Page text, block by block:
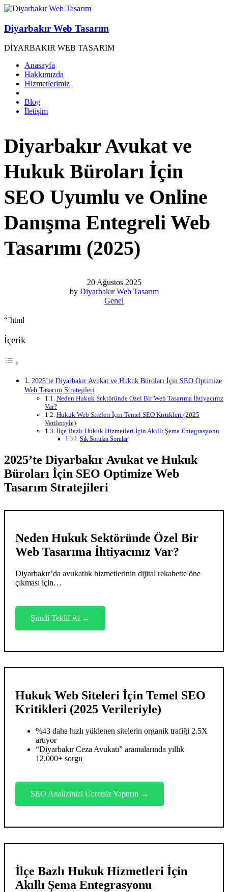
Diyarbakır Web Tasarım
DİYARBAKIR WEB TASARIM
Anasayfa
Hakkımızda
Hizmetlerimiz
Blog
İletişim
Diyarbakır Avukat ve
Hukuk Büroları İçin
SEO Uyumlu ve Online
Danışma Entegreli Web
Tasarımı (2025)
20 Ağustos 2025
by Diyarbakır Web Tasarım
Genel
“`html
İçerik
2025’te Diyarbakır Avukat ve Hukuk Büroları İçin SEO Optimize
Web Tasarım Stratejileri
Neden Hukuk Sektöründe Özel Bir Web Tasarıma İhtiyacınız
Var?
Hukuk Web Siteleri İçin Temel SEO Kritikleri (2025
Verileriyle)
İlçe Bazlı Hukuk Hizmetleri İçin Akıllı Şema Entegrasyonu
Sık Sorulan Sorular
2025’te Diyarbakır Avukat ve Hukuk
Büroları İçin SEO Optimize Web
Tasarım Stratejileri
Neden Hukuk Sektöründe Özel Bir
Web Tasarıma İhtiyacınız Var?
Diyarbakır’da avukatlık hizmetlerinin dijital rekabette öne
çıkması için…
Şimdi Teklif Al →
Hukuk Web Siteleri İçin Temel SEO
Kritikleri (2025 Verileriyle)
%43 daha hızlı yüklenen sitelerin organik trafiği 2.5X
artıyor
“Diyarbakır Ceza Avukatı” aramalarında yıllık
12.000+ sorgu
SEO Analizinizi Ücretsiz Yaptırın →
İlçe Bazlı Hukuk Hizmetleri İçin
Akıllı Şema Entegrasyonu